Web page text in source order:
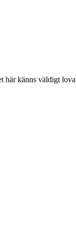
här känns väldigt